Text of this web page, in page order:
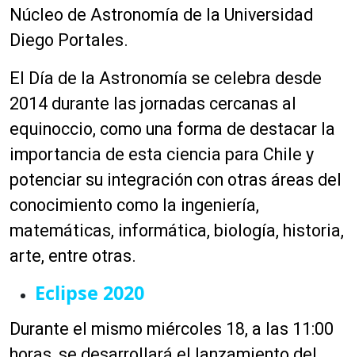
Núcleo de Astronomía de la Universidad
Diego Portales.
El Día de la Astronomía se celebra desde
2014 durante las jornadas cercanas al
equinoccio, como una forma de destacar la
importancia de esta ciencia para Chile y
potenciar su integración con otras áreas del
conocimiento como la ingeniería,
matemáticas, informática, biología, historia,
arte, entre otras.
Eclipse 2020
Durante el mismo miércoles 18, a las 11:00